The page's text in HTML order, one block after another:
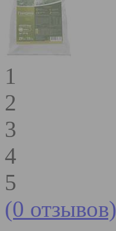
1
2
3
4
5
(0 отзывов)